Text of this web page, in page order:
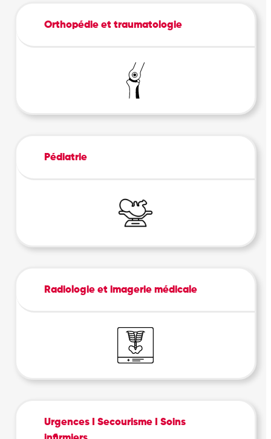
Orthopédie et traumatologie
Pédiatrie
Radiologie et imagerie médicale
Urgences I Secourisme I Soins